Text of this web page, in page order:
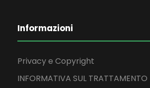
Informazioni
Privacy e Copyright
INFORMATIVA SUL TRATTAMENTO